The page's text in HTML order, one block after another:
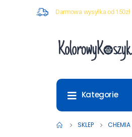
Darmowa wysyłka od 150zł
Kategorie
SKLEP CHEMIA